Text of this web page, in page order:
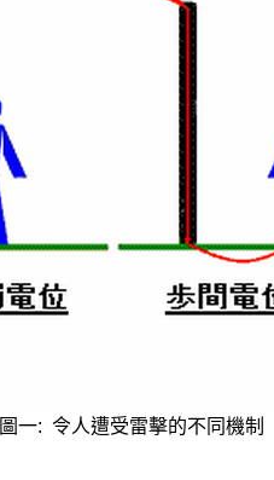
圖一: 令人遭受雷擊的不同機制